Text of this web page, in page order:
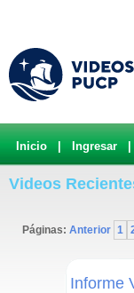
Inicio Ingresar
Videos
Páginas: Anterior 1
Informe